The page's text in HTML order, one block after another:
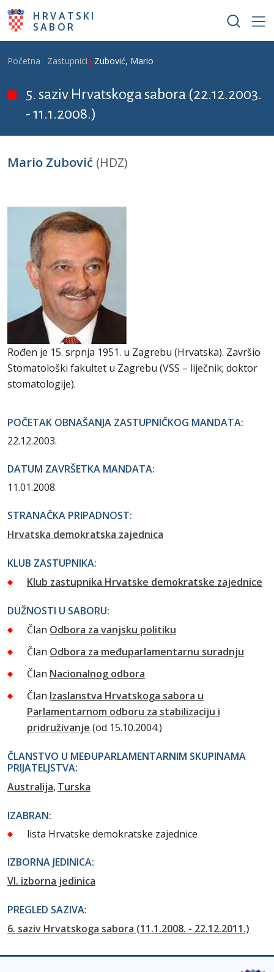
Skoči na glavni sadržaj
HRVATSKI
SABOR
Breadcrumb
Početna Zastupnici Zubović, Mario
5. saziv Hrvatskoga sabora (22.12.2003.
- 11.1.2008.)
Mario Zubović (HDZ)
Rođen je 15. srpnja 1951. u Zagrebu (Hrvatska). Završio
Stomatološki fakultet u Zagrebu (VSS – liječnik; doktor
stomatologije).
POČETAK OBNAŠANJA ZASTUPNIČKOG MANDATA:
22.12.2003.
DATUM ZAVRŠETKA MANDATA:
11.01.2008.
STRANAČKA PRIPADNOST:
Hrvatska demokratska zajednica
KLUB ZASTUPNIKA:
Klub zastupnika Hrvatske demokratske zajednice
DUŽNOSTI U SABORU:
Član Odbora za vanjsku politiku
Član Odbora za međuparlamentarnu suradnju
Član Nacionalnog odbora
Član Izaslanstva Hrvatskoga sabora u
Parlamentarnom odboru za stabilizaciju i
pridruživanje (od 15.10.2004.)
ČLANSTVO U MEĐUPARLAMENTARNIM SKUPINAMA
PRIJATELJSTVA:
Australija Turska
IZABRAN:
lista Hrvatske demokratske zajednice
IZBORNA JEDINICA:
VI. izborna jedinica
PREGLED SAZIVA:
6. saziv Hrvatskoga sabora (11.1.2008. - 22.12.2011.)